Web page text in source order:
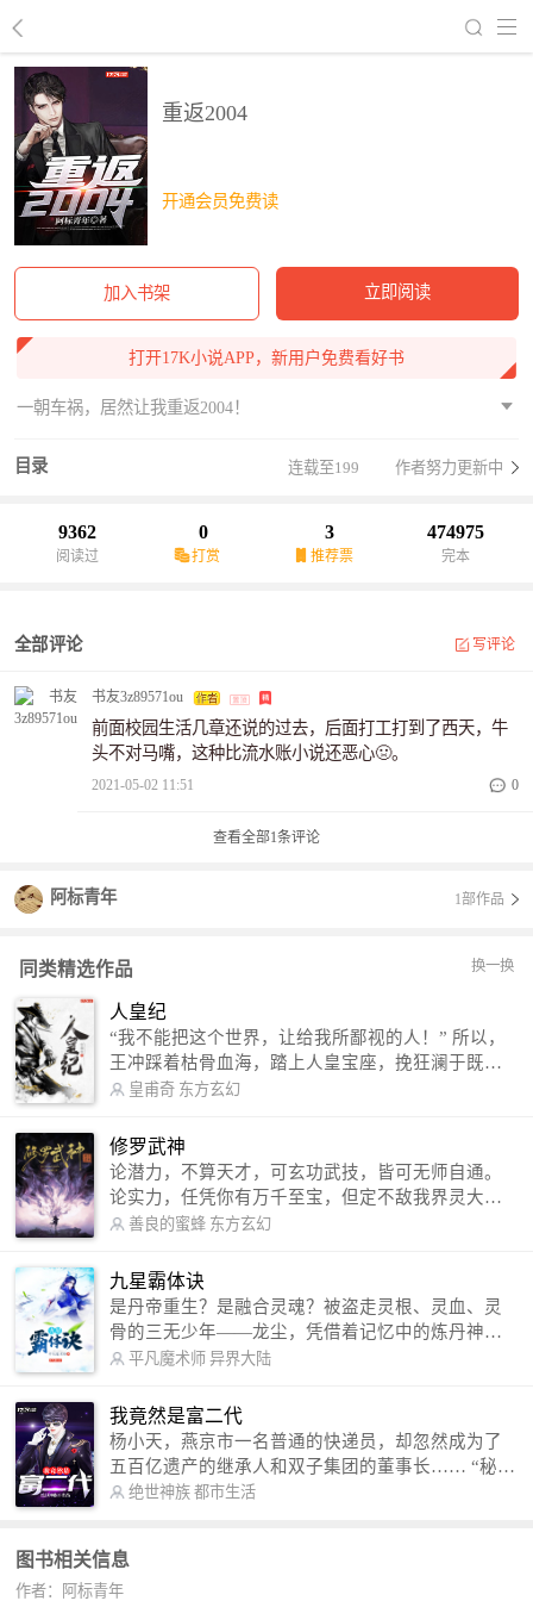
重返2004
开通会员免费读
加入书架 立即阅读
打开17K小说APP，新用户免费看好书
一朝车祸，居然让我重返2004！
目录 连载至199 作者努力更新中
9362
阅读过
0
打赏
3
推荐票
474975
完本
全部评论 写评论
书友3z89571ou
前面校园生活几章还说的过去，后面打工打到了西天，牛
头不对马嘴，这种比流水账小说还恶心🤢。
2021-05-02 11:51 0
查看全部1条评论
阿标青年 1部作品
同类精选作品 换一换
人皇纪
“我不能把这个世界，让给我所鄙视的人！” 所以，
王冲踩着枯骨血海，踏上人皇宝座，挽狂澜于既
倒，扶大厦之将倾，成就了一段无上的传说！ 微信
微博：皇甫奇（地址：http://weibo.com/u/25284575
87） QQ交流群：320238210【普通群】 574501330
【VIP订阅群】 欢迎大家关注。
皇甫奇 东方玄幻
修罗武神
论潜力，不算天才，可玄功武技，皆可无师自通。
论实力，任凭你有万千至宝，但定不敌我界灵大
军。 我是谁？天下众生视我为修罗，却不知，我以
信公众号：善良的蜜蜂后援会）
善良的蜜蜂 东方玄幻
九星霸体诀
是丹帝重生？是融合灵魂？被盗走灵根、灵血、灵
骨的三无少年——龙尘，凭借着记忆中的炼丹神
术，修行神秘功法九星霸体诀，拨开重重迷雾，解
勾搭各色美女，镇压恶鬼邪神。 江湖传闻：龙
尘一到，地吼天啸。龙尘一出，鬼泣神哭。 本
故事纯属虚构，如有雷同，那就是真事儿，想要对
号入座，抓紧时间进群：487963015 微信公众号：
平凡魔术师 异界大陆
我竟然是富二代
杨小天，燕京市一名普通的快递员，却忽然成为了
五百亿遗产的继承人和双子集团的董事长…… “秘
书，给我定制一套百亿富翁的吃喝住行标准！” “好
呢？” “回杨总，开车太堵，已经给你安排了直升
机。” 从此，开启杨小天的百亿富翁之旅，只有他不
绝世神族 都市生活
图书相关信息
作者：阿标青年